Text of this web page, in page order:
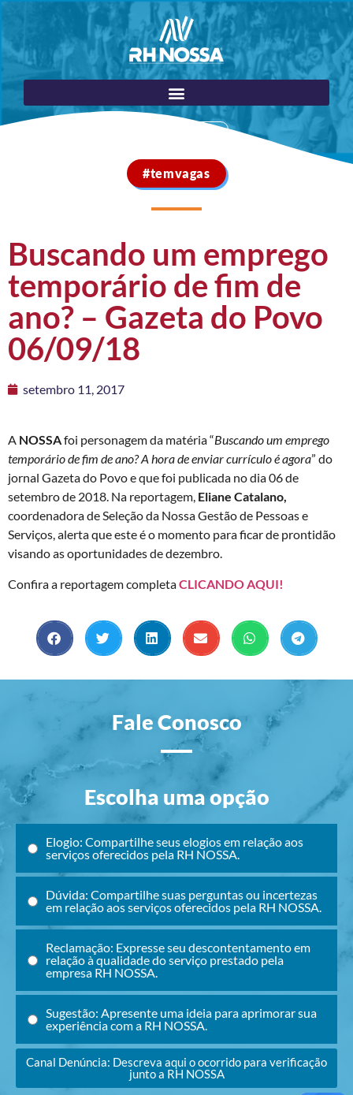
#temvagas
Buscando um emprego
temporário de fim de
ano? – Gazeta do Povo
06/09/18
setembro 11, 2017
A NOSSAfoi personagem da matéria “Buscando um emprego
temporário de fim de ano? A hora de enviar currículo é agora” do
jornal Gazeta do Povo e que foi publicada no dia 06 de
setembro de 2018. Na reportagem, Eliane Catalano,
coordenadora de Seleção da Nossa Gestão de Pessoas e
Serviços, alerta que este é o momento para ficar de prontidão
visando as oportunidades de dezembro.
Confira a reportagem completaCLICANDO AQUI!
Fale Conosco
Escolha uma opção
Elogio: Compartilhe seus elogios em relação aos
serviços oferecidos pela RH NOSSA.
Dúvida: Compartilhe suas perguntas ou incertezas
em relação aos serviços oferecidos pela RH NOSSA.
Reclamação: Expresse seu descontentamento em
relação à qualidade do serviço prestado pela
empresa RH NOSSA.
Sugestão: Apresente uma ideia para aprimorar sua
experiência com a RH NOSSA.
Canal Denúncia: Descreva aqui o ocorrido para verificação
junto a RH NOSSA